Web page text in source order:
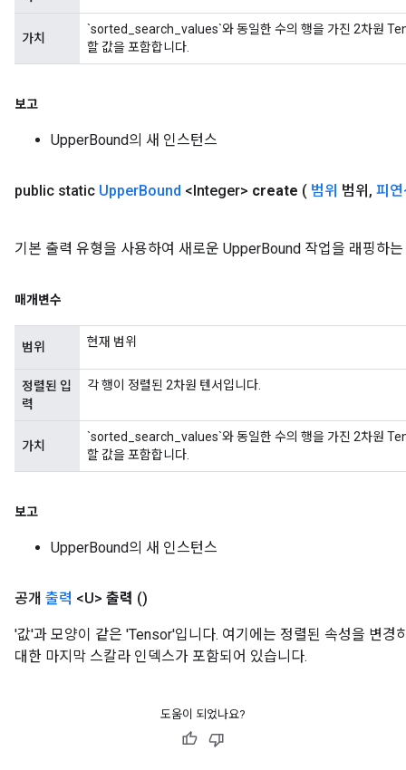
가치
`sorted_search_values`와 동일한 수의 행을 가진 2차원
할 값을 포함합니다.
보고
UpperBound의 새 인스턴스
public static UpperBound <Integer> create ( 범위 범위 , 피
기본 출력 유형을 사용하여 새로운 UpperBound 작업을 래핑하
매개변수
범위 현재 범위
정렬된 입
력
각 행이 정렬된 2차원 텐서입니다.
가치
`sorted_search_values`와 동일한 수의 행을 가진 2차원
할 값을 포함합니다.
보고
UpperBound의 새 인스턴스
공개 출력 <U> 출력 ()
'값'과 모양이 같은 'Tensor'입니다. 여기에는 정렬된 속성을 변경
대한 마지막 스칼라 인덱스가 포함되어 있습니다.
도움이 되었나요?